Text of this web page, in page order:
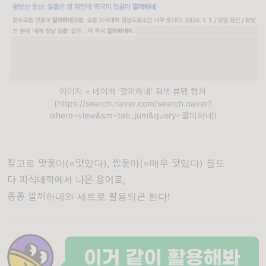
이미지 = 네이버 ‘깔끼하네’ 검색 뷰탭 캡쳐
(https://search.naver.com/search.naver?
where=view&sm=tab_jum&query=깔끼하네)
참고로 맛꿀마(=맛있다), 쌉꿀마(=매우 맛있다) 등도
다 피식대학에서 나온 용어로,
종종 깔끼하네와 세트로 활용되곤 한다!